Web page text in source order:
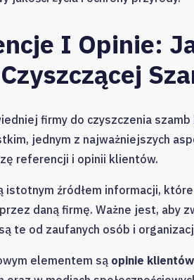
I Opinie:
firmy do czyszczenia
jednym z najważniejszych
referencji i opinii klientów.
istotnym źródłem informacji,
daną firmę. Ważne jest, aby
te od zaufanych osób i
elementem są opinie klientów